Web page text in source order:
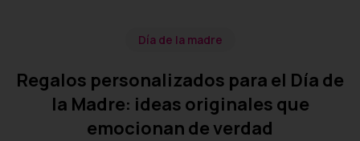
Día de la madre
Regalos personalizados para el Día de
la Madre: ideas originales que
emocionan de verdad